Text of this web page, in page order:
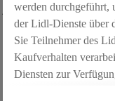
in flexiblen
werden durchgeführt,
der Lidl-Dienste über
Sie Teilnehmer des
Kaufverhalten
Diensten zur